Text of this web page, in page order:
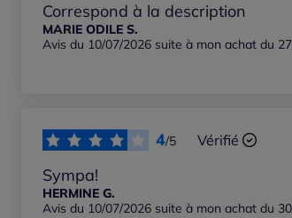
Correspond à la description
MARIE ODILE S.
Avis du 10/07/2026 suite à mon achat du
4/5 Vérifié
Sympa!
HERMINE G.
Avis du 10/07/2026 suite à mon achat du